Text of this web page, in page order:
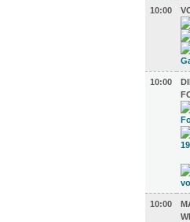
10:00
10:00
10:00